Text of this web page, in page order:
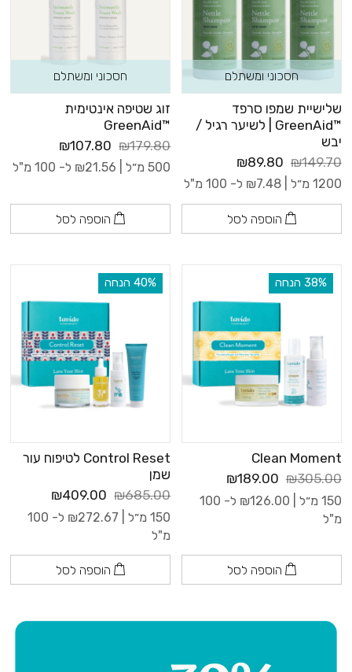
חסכוני ומשתלם
שלישיית שמפו סרפד
™GreenAid | לשיער רגיל /
יבש
₪149.70
₪89.80
1200 מ״ל | ₪7.48 ל- 100 מ"ל
הוספה לסל
חסכוני ומשתלם
זוג שטיפה אינטימית
™GreenAid
₪179.80
₪107.80
500 מ״ל | ₪21.56 ל- 100 מ"ל
הוספה לסל
‫38% הנחה
Clean Moment
₪305.00
₪189.00
150 מ״ל | ₪126.00
ל- 100
מ"ל
הוספה לסל
‫40% הנחה
Control Reset לטיפוח עור
שמן
₪685.00
₪409.00
150 מ״ל | ₪272.67
ל- 100
מ"ל
הוספה לסל